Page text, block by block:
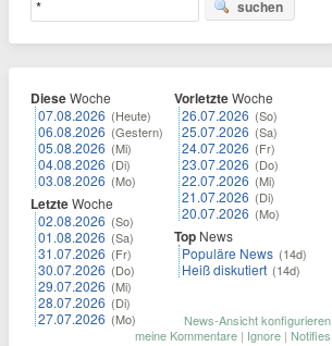
suchen
DieseWoche
07.08.2026 (Heute)
06.08.2026 (Gestern)
05.08.2026 (Mi)
04.08.2026 (Di)
03.08.2026 (Mo)
LetzteWoche
02.08.2026 (So)
01.08.2026 (Sa)
31.07.2026 (Fr)
30.07.2026 (Do)
29.07.2026 (Mi)
28.07.2026 (Di)
27.07.2026 (Mo)
VorletzteWoche
26.07.2026 (So)
25.07.2026 (Sa)
24.07.2026 (Fr)
23.07.2026 (Do)
22.07.2026 (Mi)
21.07.2026 (Di)
20.07.2026 (Mo)
Top News
Populäre News (14d)
Heiß diskutiert (14d)
News-Ansicht konfigurieren
meine Kommentare | Ignore | Notifies